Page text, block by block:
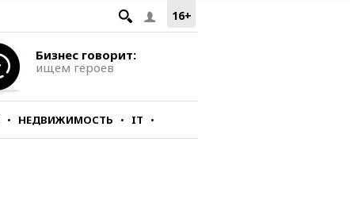
16+
Бизнес говорит:
ищем героев
НЕДВИЖИМОСТЬ IT